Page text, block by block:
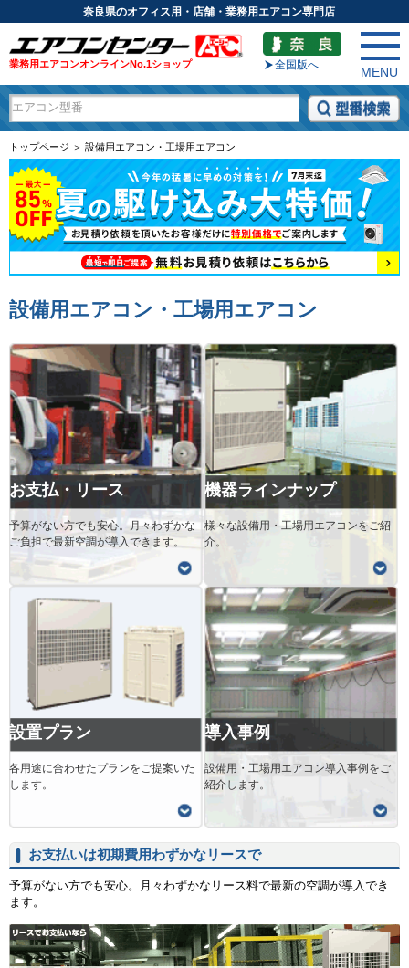
奈良県のオフィス用・店舗・業務用エアコン専門店
業務用エアコンオンラインNo.1ショップ 全国版へ
MENU
トップページ ＞ 設備用エアコン・工場用エアコン
設備用エアコン・工場用エアコン
お支払・リース
予算がない方でも安心。月々わずかな
ご負担で最新空調が導入できます。
機器ラインナップ
様々な設備用・工場用エアコンをご紹
介。
設置プラン
各用途に合わせたプランをご提案いた
します。
導入事例
設備用・工場用エアコン導入事例をご
紹介します。
お支払いは初期費用わずかなリースで
予算がない方でも安心。月々わずかなリース料で最新の空調が導入でき
ます。